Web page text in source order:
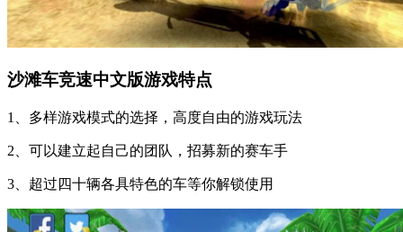
沙滩车竞速中文版游戏特点
1、多样游戏模式的选择，高度自由的游戏玩法
2、可以建立起自己的团队，招募新的赛车手
3、超过四十辆各具特色的车等你解锁使用